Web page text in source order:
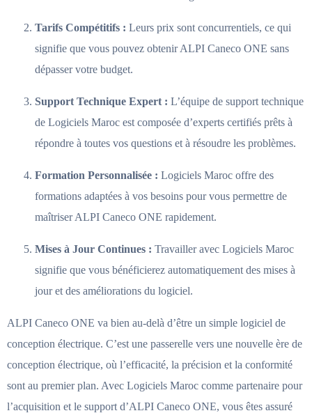
Tarifs Compétitifs : Leurs prix sont concurrentiels, ce qui
signifie que vous pouvez obtenir ALPI Caneco ONE sans
dépasser votre budget.
Support Technique Expert : L’équipe de support technique
de Logiciels Maroc est composée d’experts certifiés prêts à
répondre à toutes vos questions et à résoudre les problèmes.
Formation Personnalisée : Logiciels Maroc offre des
formations adaptées à vos besoins pour vous permettre de
maîtriser ALPI Caneco ONE rapidement.
Mises à Jour Continues : Travailler avec Logiciels Maroc
signifie que vous bénéficierez automatiquement des mises à
jour et des améliorations du logiciel.
ALPI Caneco ONE va bien au-delà d’être un simple logiciel de
conception électrique. C’est une passerelle vers une nouvelle ère de
conception électrique, où l’efficacité, la précision et la conformité
sont au premier plan. Avec Logiciels Maroc comme partenaire pour
l’acquisition et le support d’ALPI Caneco ONE, vous êtes assuré